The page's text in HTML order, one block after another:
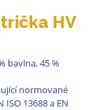
HV
bavlna, 45 %
normované
13688 a EN